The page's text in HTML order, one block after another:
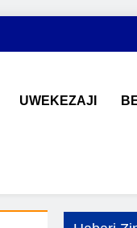
ajira,
UWEKEZAJI